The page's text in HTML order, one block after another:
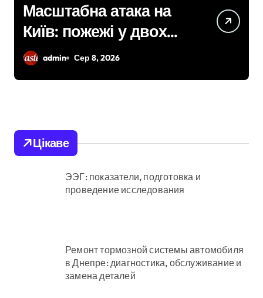
У Києві підрядницю
звинувачують у
розкраданні понад пів
admin Сер 8, 2026
Цікаве
ЭЭГ: показатели, подготовка и
проведение исследования
Ремонт тормозной системы автомобиля
в Днепре: диагностика, обслуживание и
замена деталей